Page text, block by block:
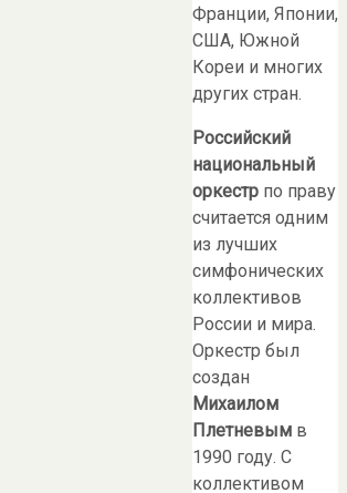
Франции, Японии,
США, Южной
Кореи и многих
других стран.
Российский
национальный
оркестр по праву
считается одним
из лучших
симфонических
коллективов
России и мира.
Оркестр был
создан
Михаилом
Плетневым в
1990 году. С
коллективом